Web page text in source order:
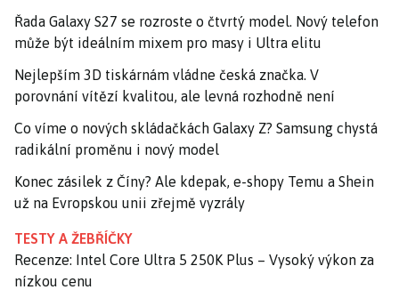
Řada Galaxy S27 se rozroste o čtvrtý model. Nový telefon
může být ideálním mixem pro masy i Ultra elitu
Nejlepším 3D tiskárnám vládne česká značka. V
porovnání vítězí kvalitou, ale levná rozhodně není
Co víme o nových skládačkách Galaxy Z? Samsung chystá
radikální proměnu i nový model
Konec zásilek z Číny? Ale kdepak, e-shopy Temu a Shein
už na Evropskou unii zřejmě vyzrály
TESTY A ŽEBŘÍČKY
Recenze: Intel Core Ultra 5 250K Plus – Vysoký výkon za
nízkou cenu